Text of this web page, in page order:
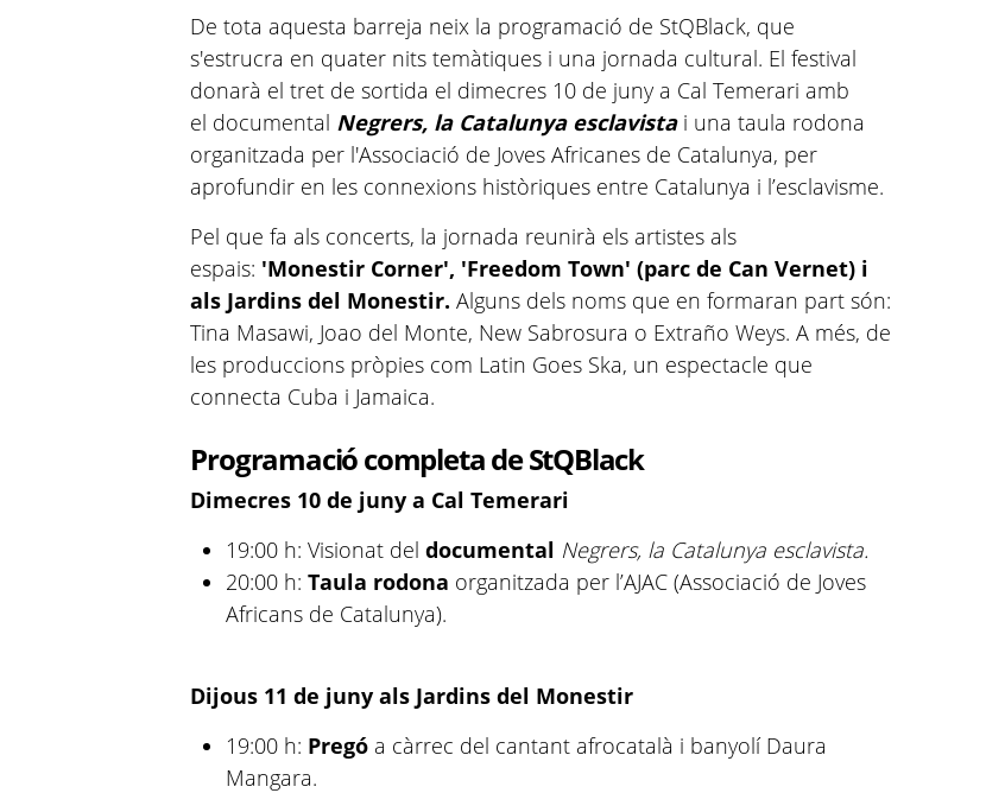
De tota aquesta barreja neix la programació de StQBlack, que
s'estrucra en quater nits temàtiques i una jornada cultural. El festival
donarà el tret de sortida el dimecres 10 de juny a Cal Temerari amb
el documental Negrers, la Catalunya esclavistai una taula rodona
organitzada per l'Associació de Joves Africanes de Catalunya, per
aprofundir en les connexions històriques entre Catalunya i l’esclavisme.
Pel que fa als concerts, la jornada reunirà els artistes als
espais: 'Monestir Corner', 'Freedom Town' (parc de Can Vernet) i
als Jardins del Monestir. Alguns dels noms que en formaran part són:
Tina Masawi, Joao del Monte, New Sabrosura o Extraño Weys. A més, de
les produccions pròpies com Latin Goes Ska, un espectacle que
connecta Cuba i Jamaica.
Programació completa de StQBlack
Dimecres 10 de juny a Cal Temerari
19:00 h: Visionat del documental Negrers, la Catalunya esclavista.
20:00 h: Taula rodona organitzada per l’AJAC (Associació de Joves
Africans de Catalunya).
Dijous 11 de juny als Jardins del Monestir
19:00 h: Pregóa càrrec del cantant afrocatalà i banyolí Daura
Mangara.